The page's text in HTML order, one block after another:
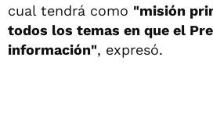
cual tendrá como "misión
todos los temas en que el
información", expresó.